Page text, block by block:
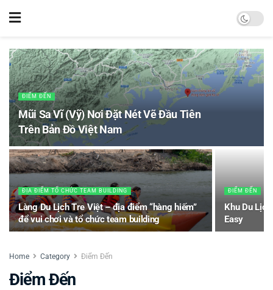
ĐIỂM ĐẾN
Mũi Sa Vĩ (Vỹ) Nơi Đặt Nét Vẽ Đầu Tiên
Trên Bản Đồ Việt Nam
ĐỊA ĐIỂM TỔ CHỨC TEAM BUILDING
Làng Du Lịch Tre Việt – địa điểm “hàng hiếm”
để vui chơi và tổ chức team building
ĐIỂM ĐẾN
Khu Du
Easy
Home Category Điểm Đến
Điểm Đến